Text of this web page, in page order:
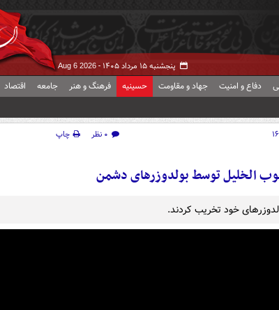
پنجشنبه ۱۵ مرداد ۱۴۰۵ - Aug 6 2026
دفاع و امنیت جهاد و مقاومت حسینیه فرهنگ و هنر جامعه اقتصاد
۰ نظر
چاپ
الخلیل توسط بولدوزرهای دشمن
خود تخریب کردند.